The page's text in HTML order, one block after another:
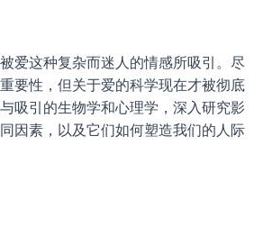
爱这种复杂而迷人的情感所吸引。尽
要性，但关于爱的科学现在才被彻底
吸引的生物学和心理学，深入研究影
因素，以及它们如何塑造我们的人际